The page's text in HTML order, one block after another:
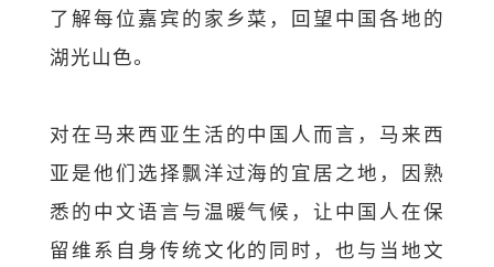
了解每位嘉宾的家乡菜，回望中国各地的
湖光山色。
对在马来西亚生活的中国人而言，马来西
亚是他们选择飘洋过海的宜居之地，因熟
悉的中文语言与温暖气候，让中国人在保
留维系自身传统文化的同时，也与当地文